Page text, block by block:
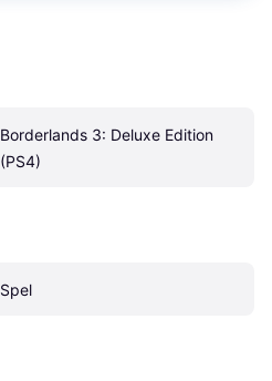
Borderlands 3: Deluxe Edition
(PS4)
Spel